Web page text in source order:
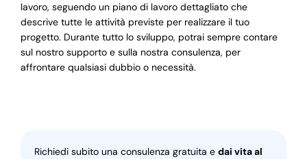
lavoro, seguendo un piano di lavoro dettagliato che
descrive tutte le attività previste per realizzare il tuo
progetto. Durante tutto lo sviluppo, potrai sempre contare
sul nostro supporto e sulla nostra consulenza, per
affrontare qualsiasi dubbio o necessità.
Richiedi subito una consulenza gratuita e dai vita al